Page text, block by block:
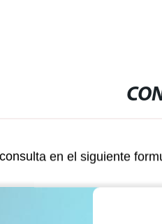
en el siguiente